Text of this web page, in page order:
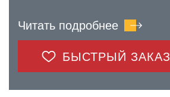
Читать подробнее
БЫСТРЫЙ ЗАКАЗ